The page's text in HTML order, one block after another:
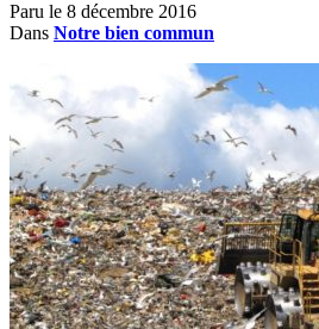
Paru le 8 décembre 2016
Dans Notre bien commun